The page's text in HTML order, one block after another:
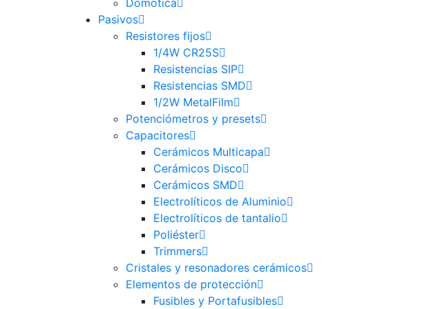
Domotica
Pasivos
Resistores fijos
1/4W CR25S
Resistencias SIP
Resistencias SMD
1/2W MetalFilm
Potenciómetros y presets
Capacitores
Cerámicos Multicapa
Cerámicos Disco
Cerámicos SMD
Electrolíticos de Aluminio
Electrolíticos de tantalio
Poliéster
Trimmers
Cristales y resonadores cerámicos
Elementos de protección
Fusibles y Portafusibles